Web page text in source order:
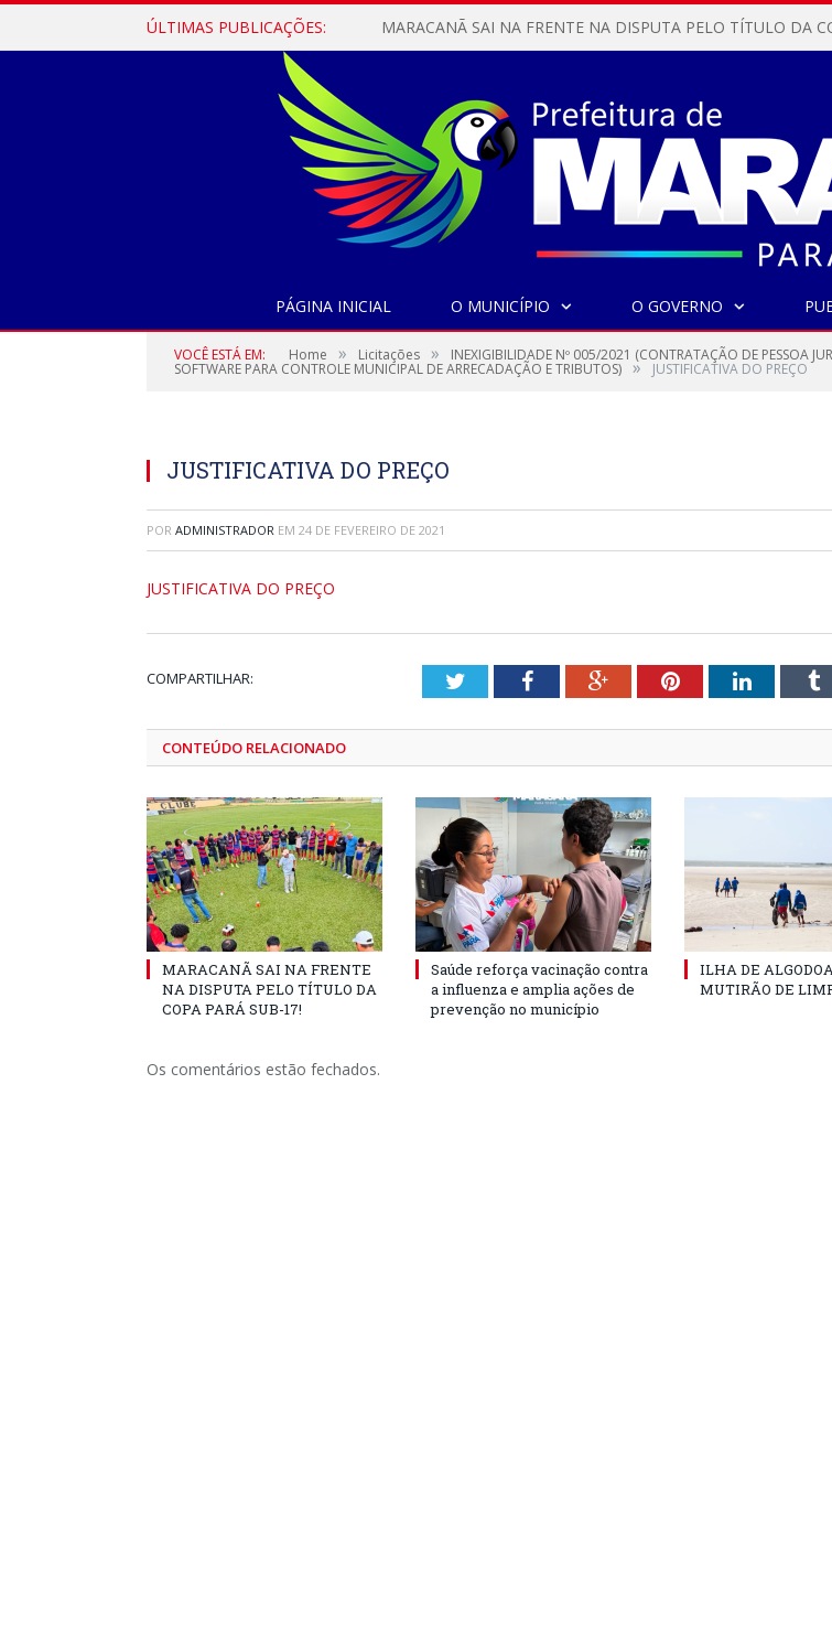
ÚLTIMAS PUBLICAÇÕES:
PÁGINA INICIAL O MUNICÍPIO O GOVERNO
VOCÊ ESTÁ EM: Home » Licitações » INEXIGIBILIDADE Nº 005/2021 (CONTRATAÇÃO DE PESSOA
SOFTWARE PARA CONTROLE MUNICIPAL DE ARRECADAÇÃO E TRIBUTOS) » JUSTIFICATIVA DO PREÇO
JUSTIFICATIVA DO PREÇO
POR ADMINISTRADOR EM 24 DE FEVEREIRO DE 2021
JUSTIFICATIVA DO PREÇO
COMPARTILHAR: TwitterFacebookGoogle+PinterestLinkedIn
CONTEÚDO RELACIONADO
MARACANÃ SAI NA FRENTE
NA DISPUTA PELO TÍTULO DA
COPA PARÁ SUB-17!
Saúde reforça vacinação contra
a influenza e amplia ações de
prevenção no município
ILHA DE
MUTIRÃO DE
Os comentários estão fechados.